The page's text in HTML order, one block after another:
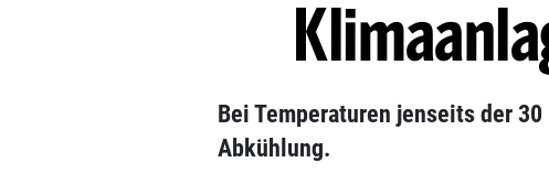
Bei Temperaturen jenseits der
Abkühlung.